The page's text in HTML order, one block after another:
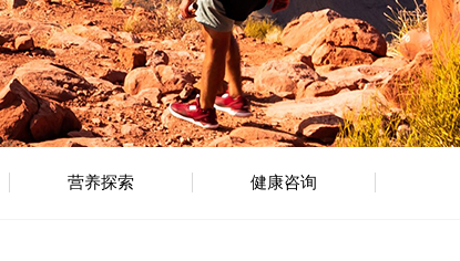
营养探索 健康咨询